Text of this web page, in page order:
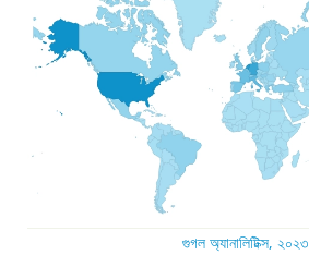
গুগল অ্যানালিটিক্স, ২০২৩